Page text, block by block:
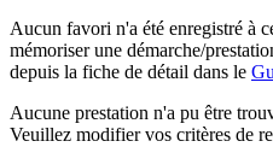
Aucun favori n'a été enregistré à
mémoriser une démarche/
depuis la fiche de détail dans le
Aucune prestation n'a pu être
Veuillez modifier vos critères de